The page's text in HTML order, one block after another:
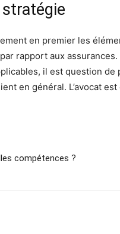
stratégie
en premier les
rapport aux assurances.
il est question
en général. L’avocat
compétences ?